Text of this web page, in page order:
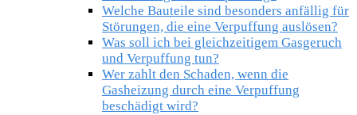
Welche Bauteile sind besonders anfällig für
Störungen, die eine Verpuffung auslösen?
Was soll ich bei gleichzeitigem Gasgeruch
und Verpuffung tun?
Wer zahlt den Schaden, wenn die
Gasheizung durch eine Verpuffung
beschädigt wird?